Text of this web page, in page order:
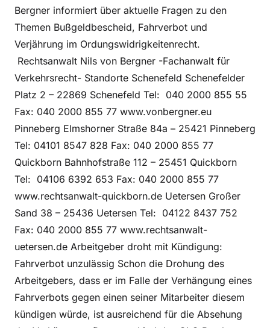
Bergner informiert über aktuelle Fragen zu den
Themen Bußgeldbescheid, Fahrverbot und
Verjährung im Ordungswidrigkeitenrecht.
Rechtsanwalt Nils von Bergner -Fachanwalt für
Verkehrsrecht- Standorte Schenefeld Schenefelder
Platz 2 – 22869 Schenefeld Tel: 040 2000 855 55
Fax: 040 2000 855 77 www.vonbergner.eu
Pinneberg Elmshorner Straße 84a – 25421 Pinneberg
Tel: 04101 8547 828 Fax: 040 2000 855 77
Quickborn Bahnhofstraße 112 – 25451 Quickborn
Tel: 04106 6392 653 Fax: 040 2000 855 77
www.rechtsanwalt-quickborn.de Uetersen Großer
Sand 38 – 25436 Uetersen Tel: 04122 8437 752
Fax: 040 2000 855 77 www.rechtsanwalt-
uetersen.de Arbeitgeber droht mit Kündigung:
Fahrverbot unzulässig Schon die Drohung des
Arbeitgebers, dass er im Falle der Verhängung eines
Fahrverbots gegen einen seiner Mitarbeiter diesem
kündigen würde, ist ausreichend für die Absehung